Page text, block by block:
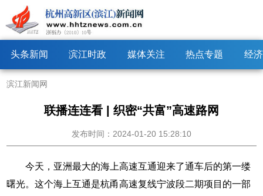
头条新闻 滨江时政 媒体关注 热点专题 经
滨江新闻网
联播连连看 | 织密“共富”高速路网
发布时间：2024-01-20 15:28:10
今天，亚洲最大的海上高速互通迎来了通车后的第一缕
曙光。这个海上互通是杭甬高速复线宁波段二期项目的一部